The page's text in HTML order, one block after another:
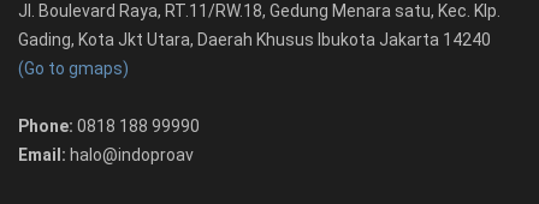
Jl. Boulevard Raya, RT.11/RW.18, Gedung Menara satu, Kec. Klp.
Gading, Kota Jkt Utara, Daerah Khusus Ibukota Jakarta 14240
(Go to gmaps)
Phone: 0818 188 99990
Email: halo@indoproav